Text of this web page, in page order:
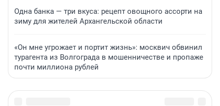
Одна банка — три вкуса: рецепт овощного ассорти на
зиму для жителей Архангельской области
«Он мне угрожает и портит жизнь»: москвич обвинил
турагента из Волгограда в мошенничестве и пропаже
почти миллиона рублей